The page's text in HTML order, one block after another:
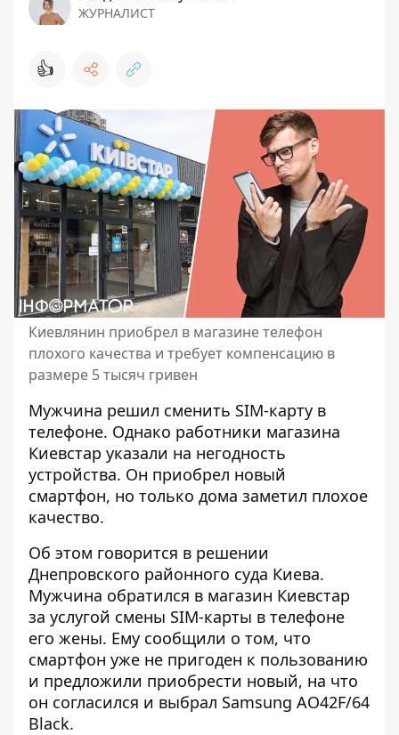
ЖУРНАЛИСТ
👍
Киевлянин приобрел в магазине телефон
плохого качества и требует компенсацию в
размере 5 тысяч гривен
Мужчина решил сменить SIM-карту в
телефоне. Однако работники магазина
Киевстар указали на негодность
устройства. Он приобрел новый
смартфон, но только дома заметил плохое
качество.
Об этом говорится в решении
Днепровского районного суда Киева.
Мужчина обратился в магазин Киевстар
за услугой смены SIM-карты в телефоне
его жены. Ему сообщили о том, что
смартфон уже не пригоден к пользованию
и предложили приобрести новый, на что
он согласился и выбрал Samsung АО42F/64
Black.